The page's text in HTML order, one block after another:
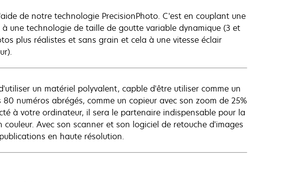
de notre technologie PrecisionPhoto. C'est en couplant une
une technologie de taille de goutte variable dynamique (3 et
plus réalistes et sans grain et cela à une vitesse éclair
un matériel polyvalent, capble d'être utiliser comme un
numéros abrégés, comme un copieur avec son zoom de 25%
à votre ordinateur, il sera le partenaire indispensable pour la
Avec son scanner et son logiciel de retouche d'images
en haute résolution.